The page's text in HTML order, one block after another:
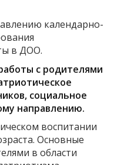
календарно-
в ДОО.
с родителями
социальное
направлению.
воспитании
Основные
в области